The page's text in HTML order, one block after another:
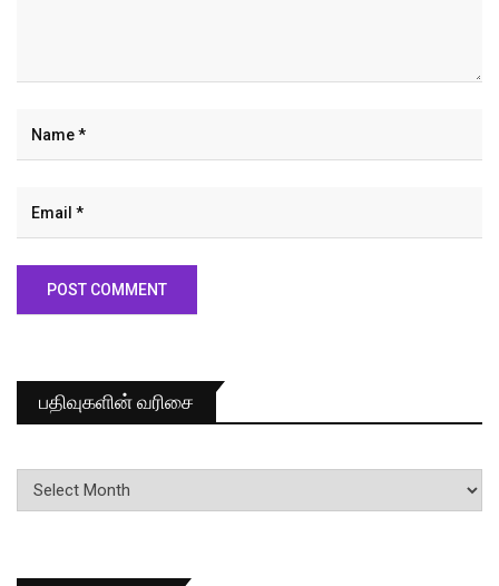
பதிவுகளின் வரிசை
பதிவுகளின்
வரிசை